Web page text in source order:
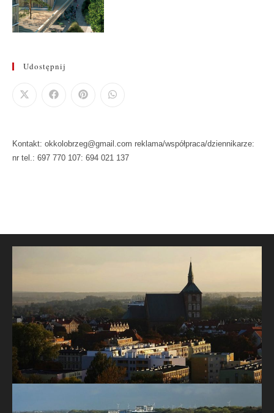
Udostępnij
Kontakt: okkolobrzeg@gmail.com reklama/współpraca/dziennikarze:
nr tel.: 697 770 107: 694 021 137